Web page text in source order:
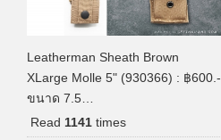
Leatherman Sheath Brown
XLarge Molle 5" (930366) : ฿600.-
ขนาด 7.5…
Read 1141 times